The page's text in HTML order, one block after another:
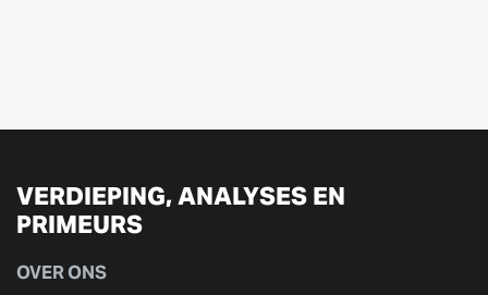
VERDIEPING, ANALYSES EN
PRIMEURS
OVER ONS